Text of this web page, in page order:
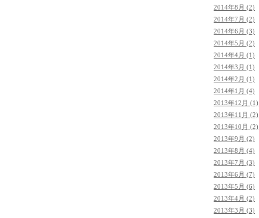
2014年8月 (2)
2014年7月 (2)
2014年6月 (3)
2014年5月 (2)
2014年4月 (1)
2014年3月 (1)
2014年2月 (1)
2014年1月 (4)
2013年12月 (1)
2013年11月 (2)
2013年10月 (2)
2013年9月 (2)
2013年8月 (4)
2013年7月 (3)
2013年6月 (7)
2013年5月 (6)
2013年4月 (2)
2013年3月 (3)